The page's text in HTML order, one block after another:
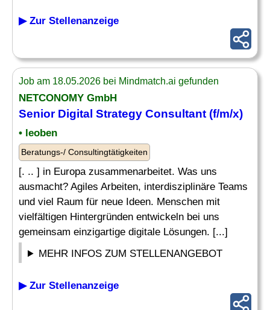
▶ Zur Stellenanzeige
Job am 18.05.2026 bei Mindmatch.ai gefunden
NETCONOMY GmbH
Senior Digital Strategy Consultant (f/m/x)
• leoben
Beratungs-/ Consultingtätigkeiten
[. .. ] in Europa zusammenarbeitet. Was uns
ausmacht? Agiles Arbeiten, interdisziplinäre Teams
und viel Raum für neue Ideen. Menschen mit
vielfältigen Hintergründen entwickeln bei uns
gemeinsam einzigartige digitale Lösungen. [...]
MEHR INFOS ZUM STELLENANGEBOT
▶ Zur Stellenanzeige